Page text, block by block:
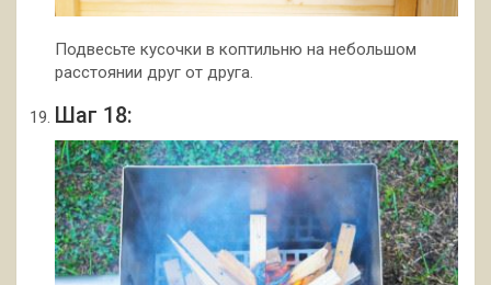
Подвесьте кусочки в коптильню на небольшом
расстоянии друг от друга.
Шаг 18: